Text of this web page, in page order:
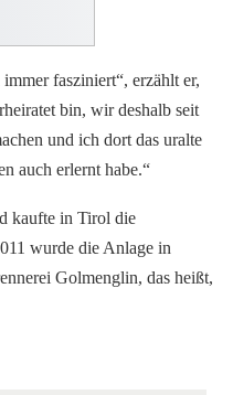
fasziniert“, erzählt er,
bin, wir deshalb seit
und ich dort das uralte
auch erlernt habe.“
kaufte in Tirol die
wurde die Anlage in
Golmenglin, das heißt,